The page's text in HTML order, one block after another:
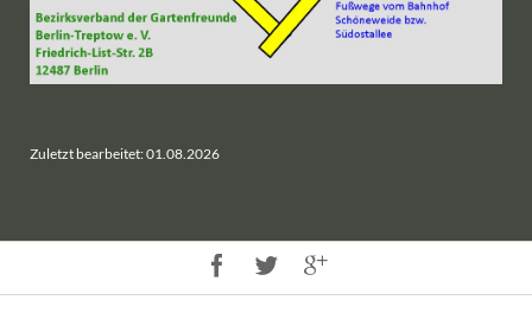
Zuletzt bearbeitet: 01.08.2026